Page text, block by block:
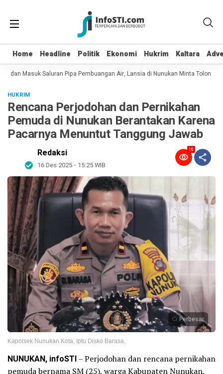
Home Headline Politik Ekonomi Hukrim Kaltara
Home Headline Politik Ekonomi Hukrim Kaltara
dan Masuk Saluran Pipa Pembuangan Air, Lansia di Nunukan Minta Tolong
HUKRIM
Rencana Perjodohan dan Pernikahan
Pemuda di Nunukan Berantakan Karena
Pacarnya Menuntut Tanggung Jawab
Redaksi
16 Des 2025 - 15:25 WIB
16
Perbesar
Kapolsek Nunukan Kota, Iptu Disko Barasa,
NUNUKAN, infoSTI– Perjodohan dan rencana pernikahan
pemuda bernama SM (25), warga Kabupaten Nunukan,